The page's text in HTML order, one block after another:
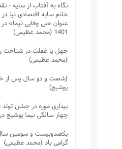
نگاه به آفتاب از سایه -
خانم سایه اقتصادی نیا
1401 (محمد عظیمی)
جهل یا غفلت در شناخت
(محمد عظیمی)
(شصت و دو سال پس از
یوشیج)
بیداری موزه در جشن
چهار سالگی نیما یوشیج
یکصدوبیست و سومین
گرامی باد (محمد عظیمی)